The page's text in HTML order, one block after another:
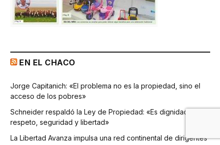
EN EL CHACO
Jorge Capitanich: «El problema no es la propiedad, sino el
acceso de los pobres»
Schneider respaldó la Ley de Propiedad: «Es dignidad,
respeto, seguridad y libertad»
La Libertad Avanza impulsa una red continental de dirigentes